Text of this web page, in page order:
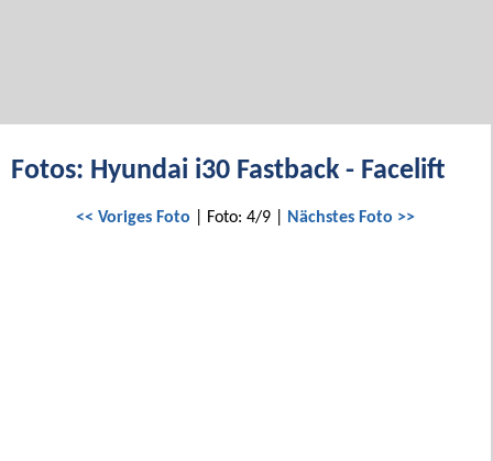
Fotos: Hyundai i30 Fastback - Facelift
<< Voriges Foto | Foto: 4/9 | Nächstes Foto >>